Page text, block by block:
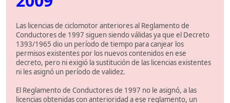
Las licencias de ciclomotor anteriores al Reglamento de
Conductores de 1997 siguen siendo válidas ya que el Decreto
1393/1965 dio un período de tiempo para canjear los
permisos existentes por los nuevos contenidos en ese
decreto, pero ni exigió la sustitución de las licencias existentes
ni les asignó un período de validez.
El Reglamento de Conductores de 1997 no le asignó, a las
licencias obtenidas con anterioridad a ese reglamento, un